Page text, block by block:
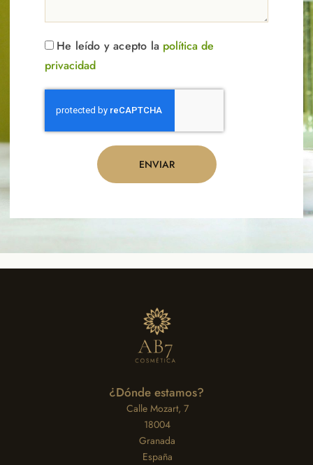
He leído y acepto la política de
privacidad
ENVIAR
¿Dónde estamos?
Calle Mozart, 7
18004
Granada
España